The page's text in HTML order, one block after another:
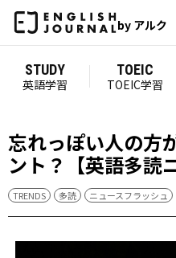
by アルク
STUDY
英語学習
TOEIC
TOEIC学習
忘れっぽい人の方
ント？【英語多読
TRENDS 多読 ニュースフラッシュ